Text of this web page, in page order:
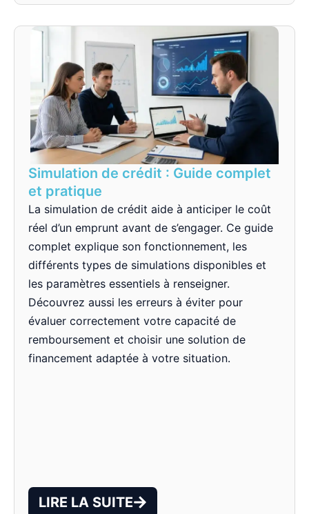
Simulation de crédit : Guide complet
et pratique
La simulation de crédit aide à anticiper le coût
réel d’un emprunt avant de s’engager. Ce guide
complet explique son fonctionnement, les
différents types de simulations disponibles et
les paramètres essentiels à renseigner.
Découvrez aussi les erreurs à éviter pour
évaluer correctement votre capacité de
remboursement et choisir une solution de
financement adaptée à votre situation.
LIRE LA SUITE